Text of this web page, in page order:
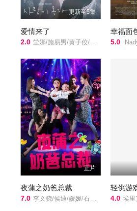
更新至5集
爱情来了
2.0 坣娜/施易男/黄子佼/杨洁玫/陈进兴/廖慧珍/马念先/
幸福面
5.0
正片
夜蒲之奶爸总裁
7.0 李文骁/侯迪/媛媛/石承昊/
轻佻游
4.0 埃里克·K·布利安/凯瑟琳·沙博/Erin/Carter/Sarah/Chouinard-Poirier/娜